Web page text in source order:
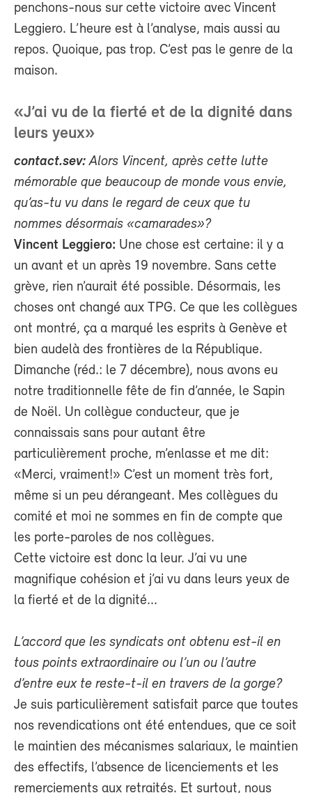
penchons-nous sur cette victoire avec Vincent
Leggiero. L’heure est à l’analyse, mais aussi au
repos. Quoique, pas trop. C’est pas le genre de la
maison.
«J’ai vu de la fierté et de la dignité dans
leurs yeux»
contact.sev: Alors Vincent, après cette lutte
mémorable que beaucoup de monde vous envie,
qu’as-tu vu dans le regard de ceux que tu
nommes désormais «camarades»?
Vincent Leggiero: Une chose est certaine: il y a
un avant et un après 19 novembre. Sans cette
grève, rien n’aurait été possible. Désormais, les
choses ont changé aux TPG. Ce que les collègues
ont montré, ça a marqué les esprits à Genève et
bien audelà des frontières de la République.
Dimanche (réd.: le 7 décembre), nous avons eu
notre traditionnelle fête de fin d’année, le Sapin
de Noël. Un collègue conducteur, que je
connaissais sans pour autant être
particulièrement proche, m’enlasse et me dit:
«Merci, vraiment!» C’est un moment très fort,
même si un peu dérangeant. Mes collègues du
comité et moi ne sommes en fin de compte que
les porte-paroles de nos collègues.
Cette victoire est donc la leur. J’ai vu une
magnifique cohésion et j’ai vu dans leurs yeux de
la fierté et de la dignité...
L’accord que les syndicats ont obtenu est-il en
tous points extraordinaire ou l’un ou l’autre
d’entre eux te reste-t-il en travers de la gorge?
Je suis particulièrement satisfait parce que toutes
nos revendications ont été entendues, que ce soit
le maintien des mécanismes salariaux, le maintien
des effectifs, l’absence de licenciements et les
remerciements aux retraités. Et surtout, nous